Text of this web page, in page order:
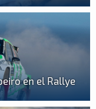
en el Rallye